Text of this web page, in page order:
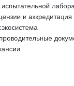
и аккредитация